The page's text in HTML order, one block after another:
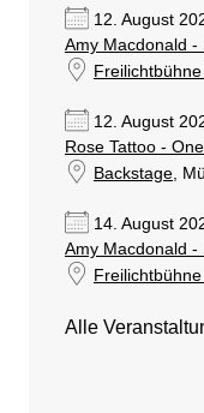
12. August
Amy Macdonald -
12. August
Rose Tattoo -
Backstage,
14. August
Amy Macdonald -
Alle